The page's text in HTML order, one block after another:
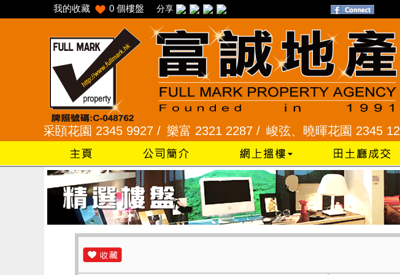
我的收藏 0 個樓盤 分享
采頣花園 2345 9927 / 樂富 2321 2287 / 峻弦、曉暉花園 2345 1286 /